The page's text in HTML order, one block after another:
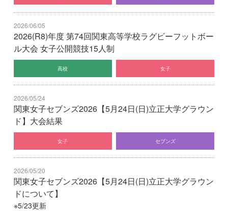
2026/06/05
2026(R8)年度 第74回関東高等学校ラグビーフットボー
ル大会 女子公開競技15人制
高校 女子
2026/05/24
関東女子セブンズ2026【5月24日(日)立正大学グラウン
ド】大会結果
女子 セブンズ
2026/05/20
関東女子セブンズ2026【5月24日(日)立正大学グラウン
ドについて】
※5/23更新